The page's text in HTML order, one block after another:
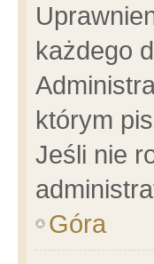
każdego
którym
Jeśli nie
Góra